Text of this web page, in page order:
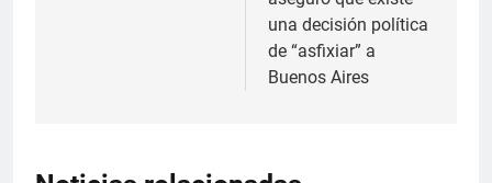
una decisión política
de “asfixiar” a
Buenos Aires